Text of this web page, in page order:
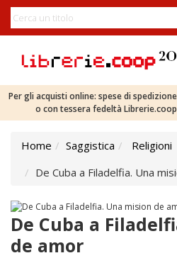
Per gli acquisti online: spese di
o con tessera fedeltà
Home Saggistica
Religioni
De Cuba a Filadelfia. Una
De Cuba a
de amor